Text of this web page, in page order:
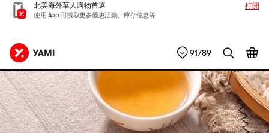
北美海外華人購物首選
使用 App 可獲取更多優惠活動、庫存信息等
打開
91789